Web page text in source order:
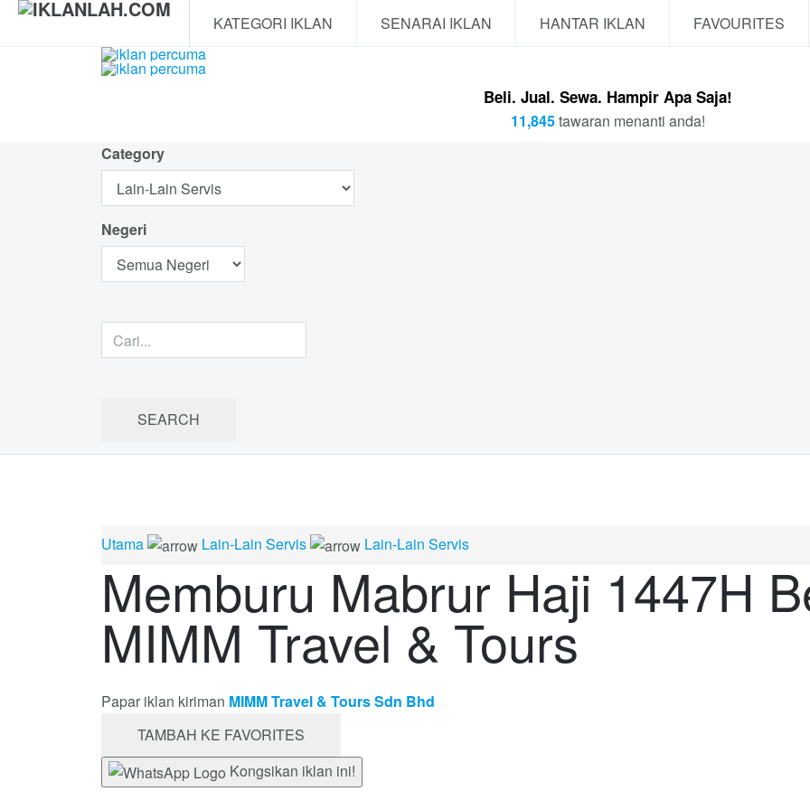
KATEGORI IKLAN SENARAI IKLAN HANTAR IKLAN FAVOURITES
Beli. Jual. Sewa. Hampir Apa Saja!
11,845tawaran menanti anda!
Category
Negeri
Utama Lain-Lain Servis Lain-Lain Servis
Memburu Mabrur Haji 1447H
MIMM Travel & Tours
Papar iklan kiriman MIMM Travel & Tours Sdn Bhd
TAMBAH KE FAVORITES
Kongsikan iklan ini!